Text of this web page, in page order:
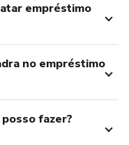
empréstimo
no empréstimo
fazer?